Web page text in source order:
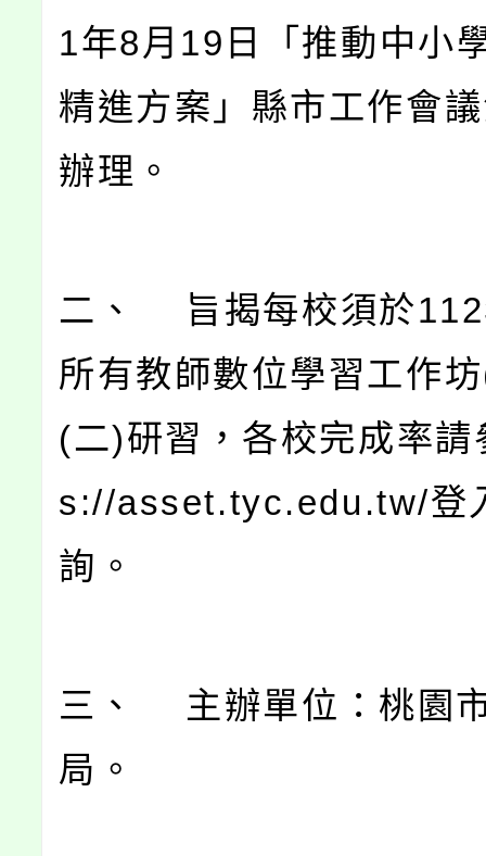
1年8月19日「推動中小
精進方案」縣市工作會
辦理。
二、 旨揭每校須於112
所有教師數位學習工作
(二)研習，各校完成率
s://asset.tyc.edu.tw/登
詢。
三、 主辦單位：桃園
局。